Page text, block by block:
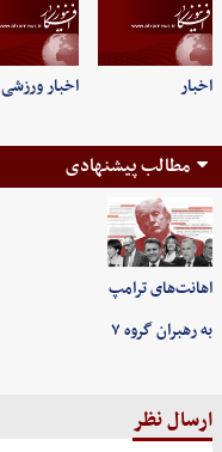
اخبار اخبار ورزشی
مطالب پیشنهادی
اهانت‌های ترامپ
به رهبران گروه ۷
ارسال نظر